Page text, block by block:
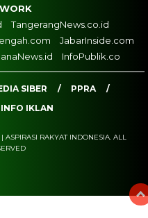
TangerangNews.co.id
JabarInside.com
InfoPublik.co
SIBER
PPRA
INFO IKLAN
RAKYAT INDONESIA. ALL